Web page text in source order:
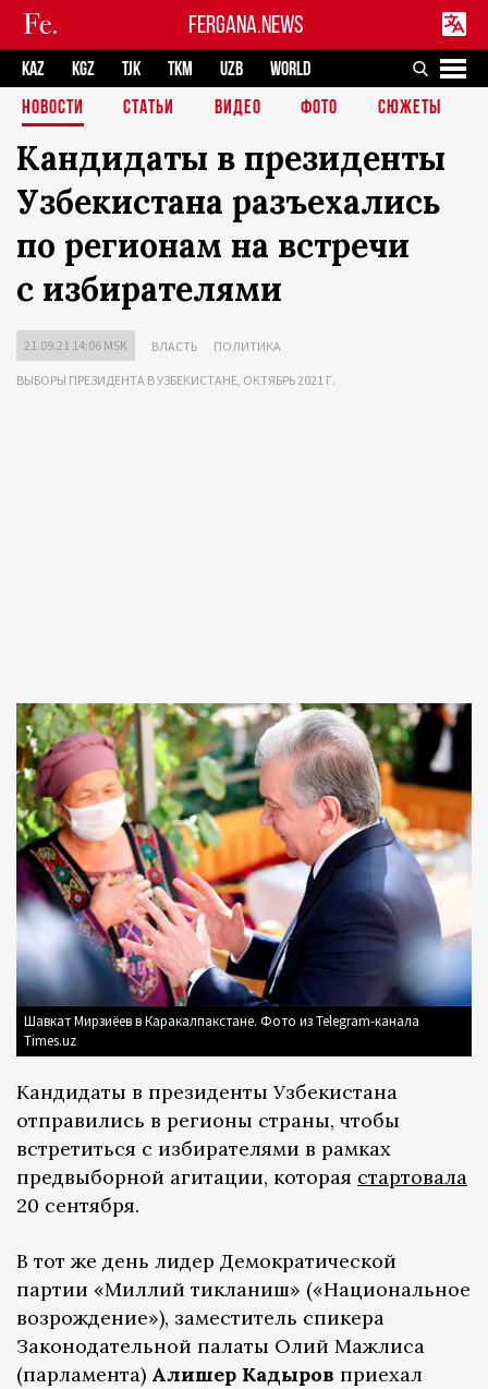
FERGANA.NEWS
KAZ KGZ TJK TKM UZB
WORLD
НОВОСТИ
СТАТЬИ ВИДЕО ФОТО СЮЖЕТЫ
Кандидаты в президенты
Узбекистана разъехались
по регионам на встречи
с избирателями
21.09.21 14:06 MSK ВЛАСТЬ ПОЛИТИКА
ВЫБОРЫ ПРЕЗИДЕНТА В УЗБЕКИСТАНЕ, ОКТЯБРЬ 2021 Г.
Шавкат Мирзиёев в Каракалпакстане. Фото из Telegram-канала
Times.uz
Кандидаты в президенты Узбекистана
отправились в регионы страны, чтобы
встретиться с избирателями в рамках
предвыборной агитации, которая стартовала
20 сентября.
В тот же день лидер Демократической
партии «Миллий тикланиш» («Национальное
возрождение»), заместитель спикера
Законодательной палаты Олий Мажлиса
(парламента) Алишер Кадыров приехал